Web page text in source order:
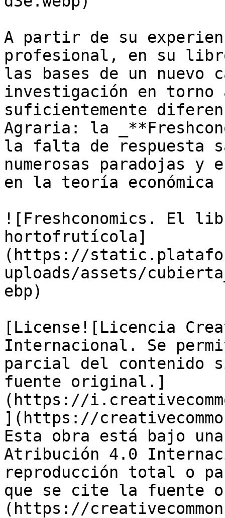
A partir de su
profesional, en su
las bases de un nuevo
investigación en
suficientemente
Agraria: la
la falta de respuesta
numerosas paradojas
en la teoría
![Freshconomics. El
hortofrutícola]
(https://
uploads/assets/
ebp)
[License![Licencia
Internacional. Se
parcial del contenido
fuente original.]
(https://
](https://
Esta obra está bajo
Atribución 4.0
reproducción total o
que se cite la fuente
(https://